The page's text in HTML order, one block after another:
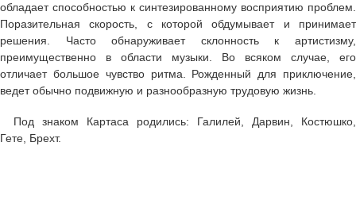
обладает cпособностью к синтезированному восприятию проблем.
Поразительная скорость, с которой обдумывает и принимает
решения. Часто обнаруживает склонность к артистизму,
преимущественно в области музыки. Во всяком случае, его
отличает большое чувство ритма. Рожденный для приключение,
ведет обычно подвижную и разнообразную трудовую жизнь.
Под знаком Картаса родились: Галилей, Дарвин, Костюшко,
Гете, Брехт.